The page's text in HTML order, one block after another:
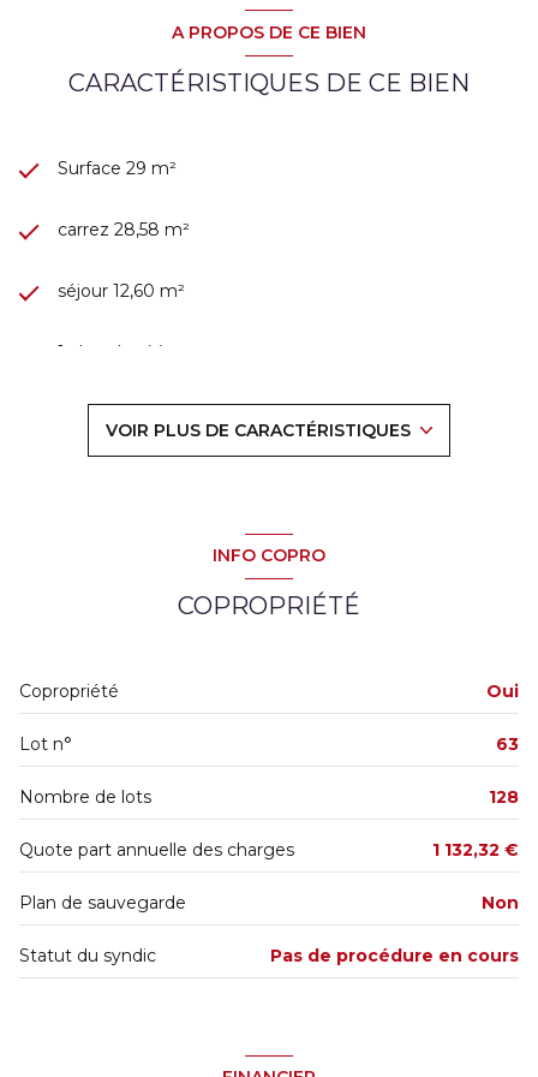
A PROPOS DE CE BIEN
CARACTÉRISTIQUES DE CE BIEN
Surface 29 m²
carrez 28,58 m²
séjour 12,60 m²
1 chambre(s)
Chauffage individuel : convecteur (electrique)
1er étage
cave
balcon
terrasse
VOIR PLUS DE CARACTÉRISTIQUES
INFO COPRO
COPROPRIÉTÉ
Copropriété Oui
Lot n° 63
Nombre de lots 128
Quote part annuelle des charges 1 132,32 €
Plan de sauvegarde Non
Statut du syndic Pas de procédure en cours